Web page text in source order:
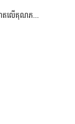
ោតលើគុណភ...